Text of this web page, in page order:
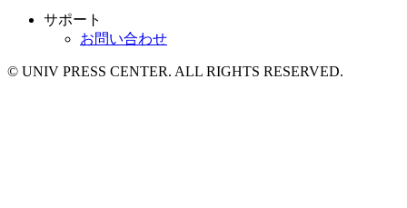
サポート
お問い合わせ
© UNIV PRESS CENTER. ALL RIGHTS RESERVED.